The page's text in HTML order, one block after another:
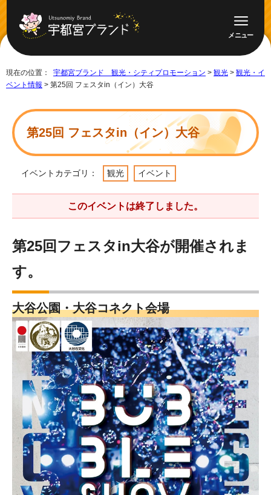
メニュー
現在の位置： 宇都宮ブランド 観光・シティプロモーション > 観光 > 観光・イ
ベント情報 > 第25回 フェスタin（イン）大谷
第25回 フェスタin（イン）大谷
イベントカテゴリ： 観光 イベント
このイベントは終了しました。
第25回フェスタin大谷が開催されま
す。
大谷公園・大谷コネクト会場